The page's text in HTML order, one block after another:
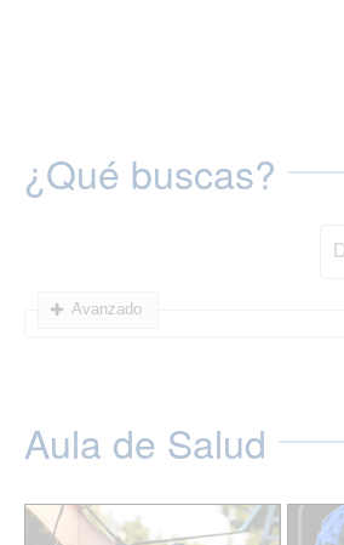
¿Qué buscas?
Avanzado
Aula de Salud